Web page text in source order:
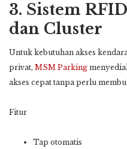
3. Sistem
dan Cluster
Untuk kebutuhan akses
privat, MSM Parking
akses cepat tanpa perlu
Fitur
Tap otomatis